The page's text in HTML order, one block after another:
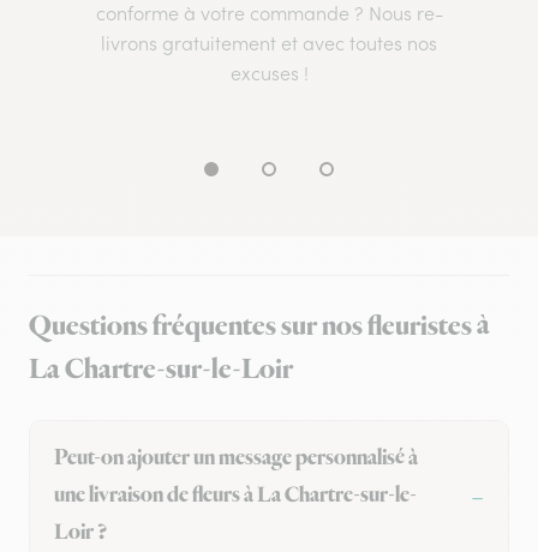
conforme à votre commande ? Nous re-
livrons gratuitement et avec toutes nos
excuses !
Questions fréquentes sur nos fleuristes à
La Chartre-sur-le-Loir
Peut-on ajouter un message personnalisé à
une livraison de fleurs à La Chartre-sur-le-
Loir ?